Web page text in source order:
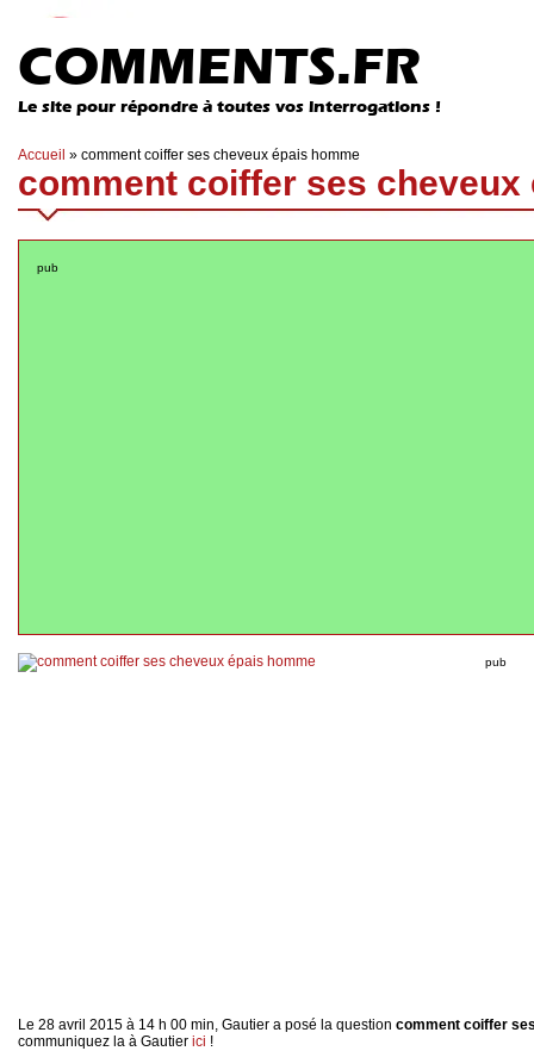
COMMENTS.FR
Le site pour répondre à toutes vos interrogations !
Accueil » comment coiffer ses cheveux épais homme
comment coiffer ses cheveux
pub
pub
Le 28 avril 2015 à 14 h 00 min, Gautier a posé la question comment coiffer
communiquez la à Gautier ici !